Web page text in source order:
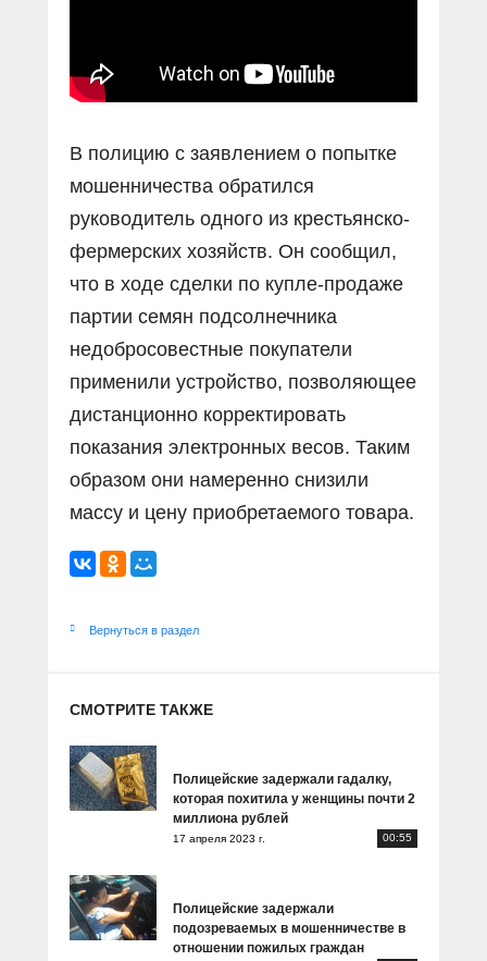
В полицию с заявлением о попытке
мошенничества обратился
руководитель одного из крестьянско-
фермерских хозяйств. Он сообщил,
что в ходе сделки по купле-продаже
партии семян подсолнечника
недобросовестные покупатели
применили устройство, позволяющее
дистанционно корректировать
показания электронных весов. Таким
образом они намеренно снизили
массу и цену приобретаемого товара.
Вернуться в раздел
СМОТРИТЕ ТАКЖЕ
Полицейские задержали гадалку,
которая похитила у женщины почти 2
миллиона рублей
17 апреля 2023 г. 00:55
Полицейские задержали
подозреваемых в мошенничестве в
отношении пожилых граждан